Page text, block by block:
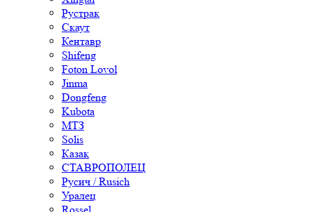
Рустрак
Скаут
Кентавр
Shifeng
Foton Lovol
Jinma
Dongfeng
Kubota
МТЗ
Solis
Казак
СТАВРОПОЛЕЦ
Русич / Rusich
Уралец